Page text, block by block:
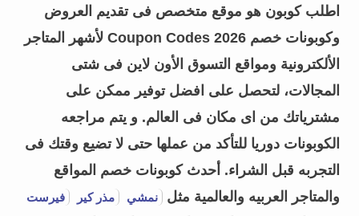
اطلب كوبون هو موقع متخصص فى تقديم العروض
وكوبونات خصم Coupon Codes 2026 لأشهر المتاجر
الألكترونية ومواقع التسوق الأون لاين فى شتى
المجالات، لتحصل على افضل توفير ممكن على
مشترياتك من اى مكان فى العالم. و يتم مراجعه
الكوبونات دوريا للتأكد من عملها حتى لا تضيع وقتك فى
التجربه قبل الشراء. أحدث كوبونات خصم المواقع
والمتاجر العربيه والعالمية مثل
نمشي مذر كير
فيرست